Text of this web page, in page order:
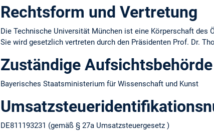
Rechtsform und Vertretung
Die Technische Universität München ist eine Körperschaft des
Sie wird gesetzlich vertreten durch den Präsidenten Prof. Dr.
Zuständige Aufsichtsbehörde
Bayerisches Staatsministerium für Wissenschaft und Kunst
DE811193231 (gemäß § 27a Umsatzsteuergesetz )